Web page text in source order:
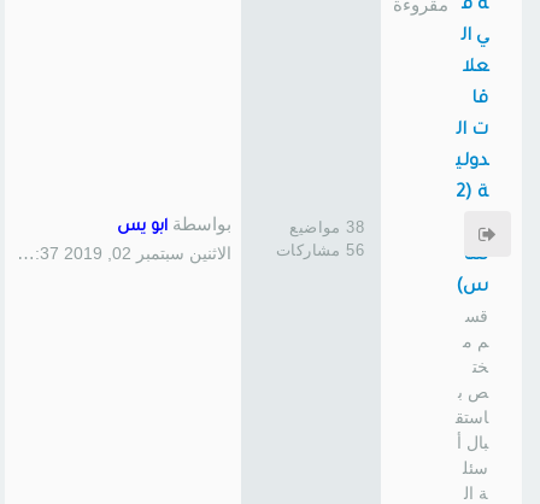
ة ف
ي ال
علا
قا
ت ال
دولي
ة (2
45
سا
س)
قس
م م
خت
ص ب
استق
بال أ
سئل
ة ال
38 مواضيع
56 مشاركات
بواسطة ابو يس
الاثنين سبتمبر 02, 2019 1:37 pm